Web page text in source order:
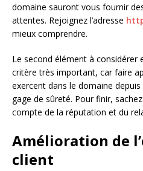
domaine sauront vous fournir
attentes. Rejoignez l’adresse
mieux comprendre.
Le second élément à considérer
critère très important, car faire
exercent dans le domaine
gage de sûreté. Pour finir,
compte de la réputation et du
Amélioration de
client